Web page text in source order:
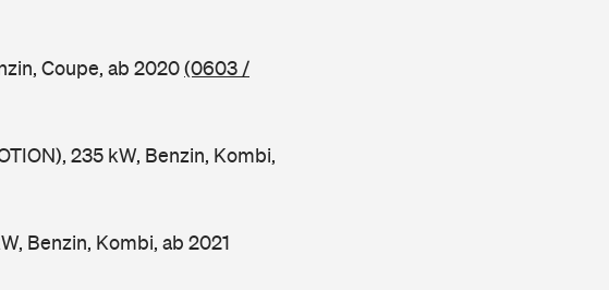
Coupe, ab 2020(0603 /
235 kW, Benzin, Kombi,
Benzin, Kombi, ab 2021